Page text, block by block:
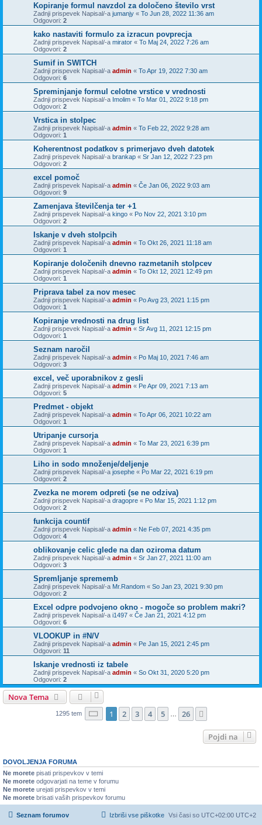
Kopiranje formul navzdol za določeno število vrst
Zadnji prispevek Napisal/-a jumanjy « To Jun 28, 2022 11:36 am
Odgovori: 2
kako nastaviti formulo za izracun povprecja
Zadnji prispevek Napisal/-a mirator « To Maj 24, 2022 7:26 am
Odgovori: 2
Sumif in SWITCH
Zadnji prispevek Napisal/-a admin « To Apr 19, 2022 7:30 am
Odgovori: 6
Spreminjanje formul celotne vrstice v vrednosti
Zadnji prispevek Napisal/-a Imolim « To Mar 01, 2022 9:18 pm
Odgovori: 2
Vrstica in stolpec
Zadnji prispevek Napisal/-a admin « To Feb 22, 2022 9:28 am
Odgovori: 1
Koherentnost podatkov s primerjavo dveh datotek
Zadnji prispevek Napisal/-a brankap « Sr Jan 12, 2022 7:23 pm
Odgovori: 2
excel pomoč
Zadnji prispevek Napisal/-a admin « Če Jan 06, 2022 9:03 am
Odgovori: 9
Zamenjava številčenja ter +1
Zadnji prispevek Napisal/-a kingo « Po Nov 22, 2021 3:10 pm
Odgovori: 2
Iskanje v dveh stolpcih
Zadnji prispevek Napisal/-a admin « To Okt 26, 2021 11:18 am
Odgovori: 1
Kopiranje določenih dnevno razmetanih stolpcev
Zadnji prispevek Napisal/-a admin « To Okt 12, 2021 12:49 pm
Odgovori: 1
Priprava tabel za nov mesec
Zadnji prispevek Napisal/-a admin « Po Avg 23, 2021 1:15 pm
Odgovori: 1
Kopiranje vrednosti na drug list
Zadnji prispevek Napisal/-a admin « Sr Avg 11, 2021 12:15 pm
Odgovori: 1
Seznam naročil
Zadnji prispevek Napisal/-a admin « Po Maj 10, 2021 7:46 am
Odgovori: 3
excel, več uporabnikov z gesli
Zadnji prispevek Napisal/-a admin « Pe Apr 09, 2021 7:13 am
Odgovori: 5
Predmet - objekt
Zadnji prispevek Napisal/-a admin « To Apr 06, 2021 10:22 am
Odgovori: 1
Utripanje cursorja
Zadnji prispevek Napisal/-a admin « To Mar 23, 2021 6:39 pm
Odgovori: 1
Liho in sodo množenje/deljenje
Zadnji prispevek Napisal/-a josephe « Po Mar 22, 2021 6:19 pm
Odgovori: 2
Zvezka ne morem odpreti (se ne odziva)
Zadnji prispevek Napisal/-a dragopre « Po Mar 15, 2021 1:12 pm
Odgovori: 2
funkcija countif
Zadnji prispevek Napisal/-a admin « Ne Feb 07, 2021 4:35 pm
Odgovori: 4
oblikovanje celic glede na dan oziroma datum
Zadnji prispevek Napisal/-a admin « Sr Jan 27, 2021 11:00 am
Odgovori: 3
Spremljanje sprememb
Zadnji prispevek Napisal/-a Mr.Random « So Jan 23, 2021 9:30 pm
Odgovori: 2
Excel odpre podvojeno okno - mogoče so problem makri?
Zadnji prispevek Napisal/-a i1497 « Če Jan 21, 2021 4:12 pm
Odgovori: 6
VLOOKUP in #N/V
Zadnji prispevek Napisal/-a admin « Pe Jan 15, 2021 2:45 pm
Odgovori: 11
Iskanje vrednosti iz tabele
Zadnji prispevek Napisal/-a admin « So Okt 31, 2020 5:20 pm
Odgovori: 2
Nova Tema
1295 tem Stran 1od26
1 2 3 4 5 26
Pojdi na
DOVOLJENJA FORUMA
Ne morete pisati prispevkov v temi
Ne morete odgovarjati na teme v forumu
Ne morete urejati prispevkov v temi
Ne morete brisati vaših prispevkov forumu
Seznam forumov Vsi časi so UTC+02:00 UTC+2
Izbriši vse piškotke